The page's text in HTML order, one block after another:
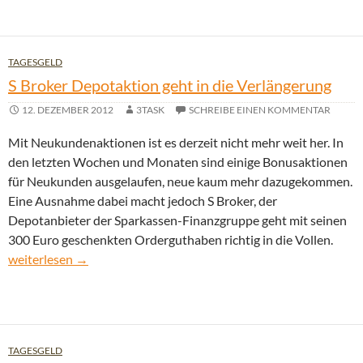
TAGESGELD
S Broker Depotaktion geht in die Verlängerung
12. DEZEMBER 2012 3TASK SCHREIBE EINEN KOMMENTAR
Mit Neukundenaktionen ist es derzeit nicht mehr weit her. In
den letzten Wochen und Monaten sind einige Bonusaktionen
für Neukunden ausgelaufen, neue kaum mehr dazugekommen.
Eine Ausnahme dabei macht jedoch S Broker, der
Depotanbieter der Sparkassen-Finanzgruppe geht mit seinen
300 Euro geschenkten Orderguthaben richtig in die Vollen.
S Broker Depotaktion geht in die Verlängerung
weiterlesen →
TAGESGELD